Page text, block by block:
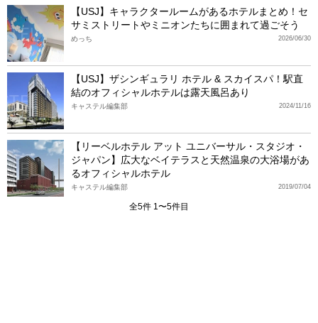
【USJ】キャラクタールームがあるホテルまとめ！セ
サミストリートやミニオンたちに囲まれて過ごそう
2026/06/30
めっち
【USJ】ザシンギュラリ ホテル & スカイスパ！駅直
結のオフィシャルホテルは露天風呂あり
2024/11/16
キャステル編集部
【リーベルホテル アット ユニバーサル・スタジオ・
ジャパン】広大なベイテラスと天然温泉の大浴場があ
るオフィシャルホテル
2019/07/04
キャステル編集部
全5件 1〜5件目